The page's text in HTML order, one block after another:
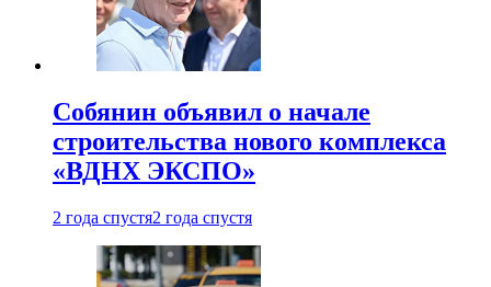
Собянин объявил о начале
строительства нового комплекса
«ВДНХ ЭКСПО»
2 года спустя2 года спустя